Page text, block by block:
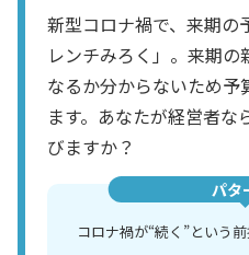
新型コロナ禍で、来期の
レンチみろく」。来期
なるか分からないため予
ます。あなたが経営者
びますか？
パタ
コロナ禍が“続く”という前